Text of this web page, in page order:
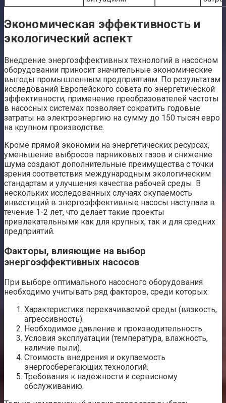
Экономическая эффективность и
экологический аспект
Внедрение энергоэффективных технологий в насосном
оборудовании приносит значительные экономические
выгоды промышленным предприятиям. По результатам
исследований Европейского совета по энергетической
эффективности, применение преобразователей частоты
в насосных системах позволяет сократить годовые
затраты на электроэнергию на сумму до 150 тысяч евро
на крупном производстве.
Кроме прямой экономии на энергетических ресурсах,
уменьшение выбросов парниковых газов и снижение
шума создают дополнительные преимущества с точки
зрения соответствия международным экологическим
стандартам и улучшения качества рабочей среды. В
нескольких исследованных случаях окупаемость
инвестиций в энергоэффективные насосы наступала в
течение 1-2 лет, что делает такие проекты
привлекательными как для крупных, так и для средних
предприятий.
Факторы, влияющие на выбор
энергоэффективных насосов
При выборе оптимального насосного оборудования
необходимо учитывать ряд факторов, среди которых:
Характеристика перекачиваемой среды (вязкость,
агрессивность).
Необходимое давление и производительность.
Условия эксплуатации (температура, влажность,
наличие пыли).
Стоимость внедрения и окупаемость
энергосберегающих технологий.
Требования к надежности и сервисному
обслуживанию.